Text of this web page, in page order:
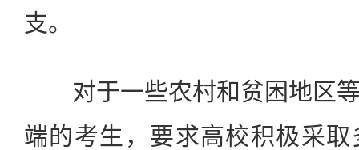
支。
对于一些农村和贫困地区等
端的考生，要求高校积极采